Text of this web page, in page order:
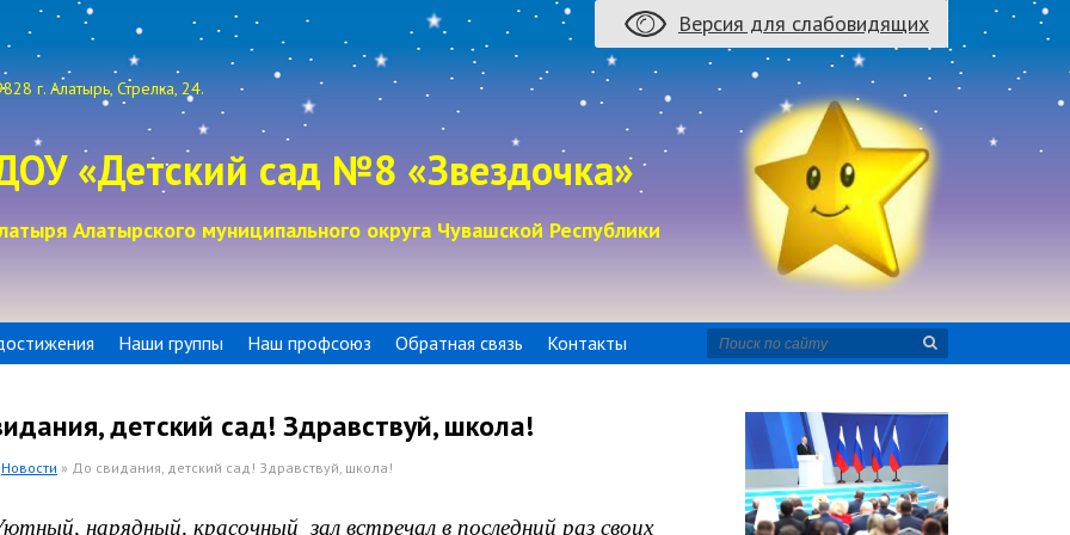
Версия для слабовидящих
г. Алатырь, Стрелка, 24.
«Детский сад №8 «Звездочка»
Алатырского муниципального округа Чувашской Республики
Наши группы Наш профсоюз Обратная связь Контакты
детский сад! Здравствуй, школа!
Новости » До свидания, детский сад! Здравствуй, школа!
нарядный, красочный зал встречал в последний раз своих